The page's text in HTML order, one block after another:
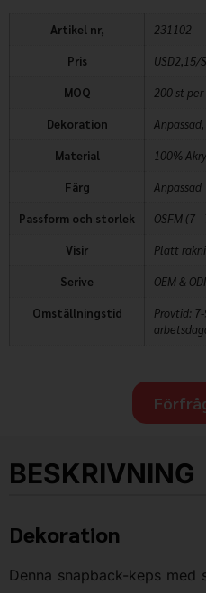
Artikel nr, 231102
Pris USD2,15/
MOQ 200 st
Dekoration
Material 100%
Färg Anpassad
Passform och storlek OSFM (7
Visir Platt
Serive OEM &
Omställningstid
Provtid:
BESKRIVNING
Dekoration
Denna snapback-keps med